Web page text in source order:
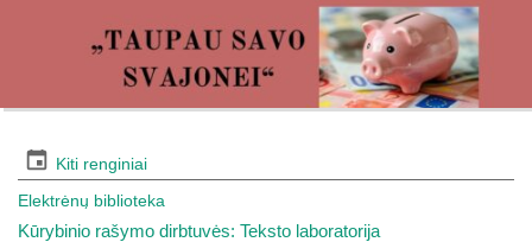
Kiti renginiai
Elektrėnų biblioteka
Kūrybinio rašymo dirbtuvės: Teksto laboratorija